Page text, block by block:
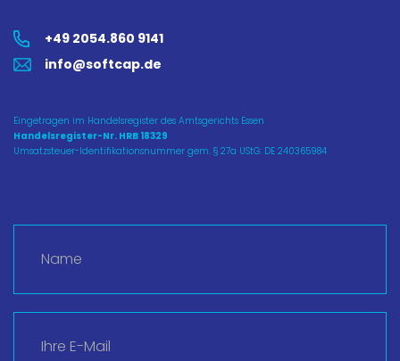
+49 2054.860 9141
info@softcap.de
Eingetragen im Handelsregister des Amtsgerichts Essen
Handelsregister-Nr. HRB 18329
Umsatzsteuer-Identifikationsnummer gem. § 27a UStG: DE 240365984
N
E